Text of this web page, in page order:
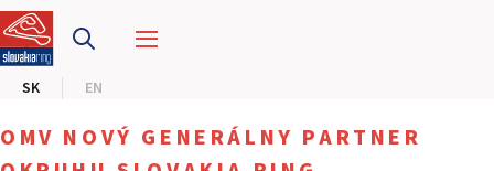
SK EN
PRETEKÁRSKY OKRUH
CENTRUM BEZPEČNEJ JAZDY
OMV NOVÝ GENERÁLNY PARTNER